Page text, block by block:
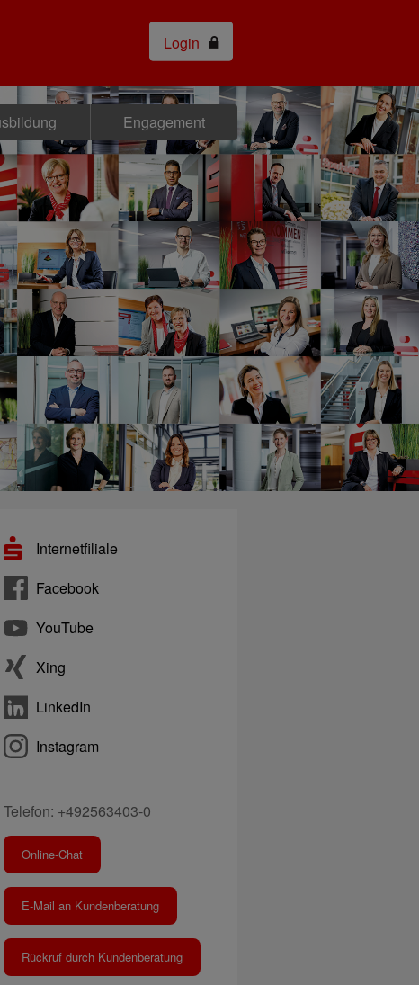
Login
Engagement
Internetfiliale
Facebook
YouTube
Xing
LinkedIn
Instagram
Telefon: +492563403-0
Online-Chat
E-Mail an Kundenberatung
Rückruf durch Kundenberatung